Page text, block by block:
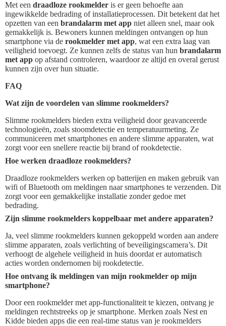
Met een draadloze rookmelder is er geen behoefte aan
ingewikkelde bedrading of installatieprocessen. Dit betekent dat het
opzetten van een brandalarm met app niet alleen snel, maar ook
gemakkelijk is. Bewoners kunnen meldingen ontvangen op hun
smartphone via de rookmelder met app, wat een extra laag van
veiligheid toevoegt. Ze kunnen zelfs de status van hun brandalarm
met app op afstand controleren, waardoor ze altijd en overal gerust
kunnen zijn over hun situatie.
FAQ
Wat zijn de voordelen van slimme rookmelders?
Slimme rookmelders bieden extra veiligheid door geavanceerde
technologieën, zoals stoomdetectie en temperatuurmeting. Ze
communiceren met smartphones en andere slimme apparaten, wat
zorgt voor een snellere reactie bij brand of rookdetectie.
Hoe werken draadloze rookmelders?
Draadloze rookmelders werken op batterijen en maken gebruik van
wifi of Bluetooth om meldingen naar smartphones te verzenden. Dit
zorgt voor een gemakkelijke installatie zonder gedoe met
bedrading.
Zijn slimme rookmelders koppelbaar met andere apparaten?
Ja, veel slimme rookmelders kunnen gekoppeld worden aan andere
slimme apparaten, zoals verlichting of beveiligingscamera’s. Dit
verhoogt de algehele veiligheid in huis doordat er automatisch
acties worden ondernomen bij rookdetectie.
Hoe ontvang ik meldingen van mijn rookmelder op mijn
smartphone?
Door een rookmelder met app-functionaliteit te kiezen, ontvang je
meldingen rechtstreeks op je smartphone. Merken zoals Nest en
Kidde bieden apps die een real-time status van je rookmelders